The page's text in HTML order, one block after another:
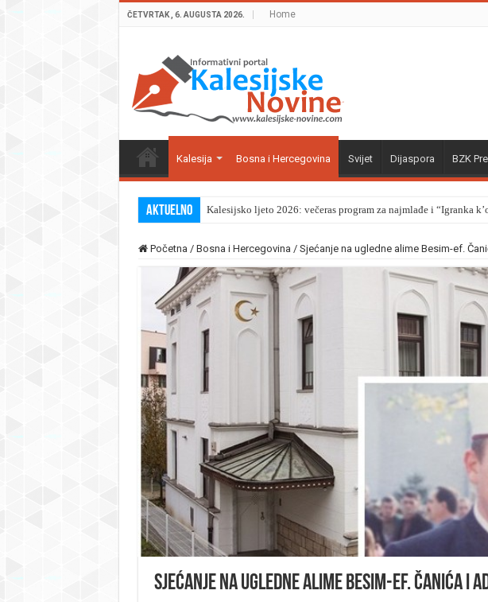
ČETVRTAK , 6. AUGUSTA 2026. Home
Kalesija Bosna i Hercegovina Svijet Dijaspora BZK
Aktuelno Kalesijsko ljeto 2026: večeras program za najmlađe i “Igranka
Početna / Bosna i Hercegovina / Sjećanje na ugledne alime Besim-ef.
Sjećanje na ugledne alime Besim-ef. Čanića i